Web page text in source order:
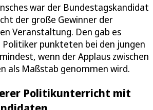
war der Bundestagskandidat
der große Gewinner der
Veranstaltung. Den gab es
Politiker punkteten bei den jungen
wenn der Applaus zwischen
als Maßstab genommen wird.
Politikunterricht mit